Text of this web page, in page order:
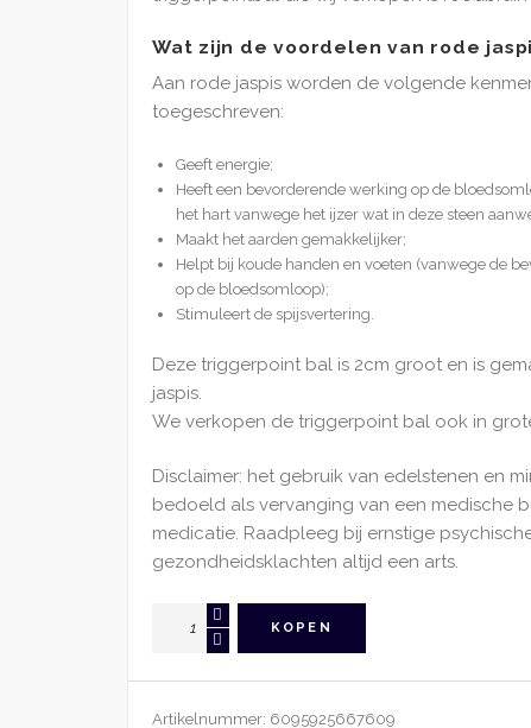
Wat zijn de voordelen van rode
Aan rode jaspis worden de volgende
toegeschreven:
Geeft energie;
Heeft een bevorderende werking op de
het hart vanwege het ijzer wat in deze steen
Maakt het aarden gemakkelijker;
Helpt bij koude handen en voeten (vanwege de
op de bloedsomloop);
Stimuleert de spijsvertering.
Deze triggerpoint bal is 2cm groot en is
jaspis.
We verkopen de triggerpoint bal ook in
Disclaimer: het gebruik van edelstenen en
bedoeld als vervanging van een medische
medicatie. Raadpleeg bij ernstige
gezondheidsklachten altijd een arts.
Triggerpointbal
KOPEN
Artikelnummer: 6095925667609